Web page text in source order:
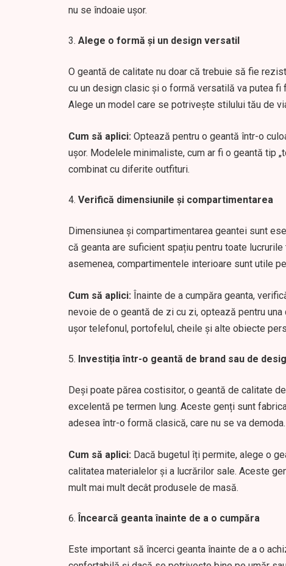
nu se îndoaie ușor.
Alege o formă și un design versatil
O geantă de calitate nu doar că trebuie să fie
cu un design clasic și o formă versatilă va putea
Alege un model care se potrivește stilului tău de
Cum să aplici: Optează pentru o geantă într-o
ușor. Modelele minimaliste, cum ar fi o geantă tip
combinat cu diferite outfituri.
Verifică dimensiunile și compartimentarea
Dimensiunea și compartimentarea geantei sunt
că geanta are suficient spațiu pentru toate
asemenea, compartimentele interioare sunt utile
Cum să aplici: Înainte de a cumpăra geanta,
nevoie de o geantă de zi cu zi, optează pentru
ușor telefonul, portofelul, cheile și alte obiecte
Investiția într-o geantă de brand sau de
Deși poate părea costisitor, o geantă de calitate
excelentă pe termen lung. Aceste genți sunt
adesea într-o formă clasică, care nu se va demoda.
Cum să aplici: Dacă bugetul îți permite, alege o
calitatea materialelor și a lucrărilor sale. Aceste
mult mai mult decât produsele de masă.
Încearcă geanta înainte de a o cumpăra
Este important să încerci geanta înainte de a o